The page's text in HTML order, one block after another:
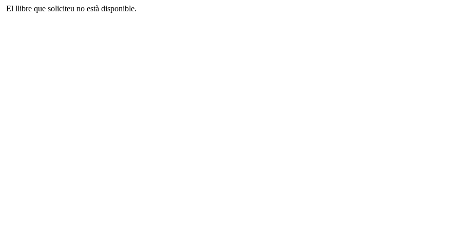
El llibre que soliciteu no està disponible.